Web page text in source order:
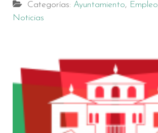
Categorías: Ayuntamiento, Empleo
Noticias